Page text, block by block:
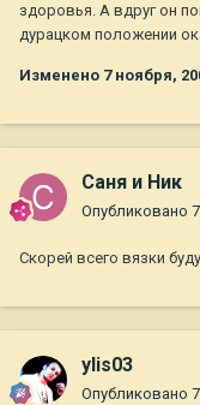
здоровья. А вдруг он
дурацком положении
Изменено 7 ноября,
Саня и Ник
Опубликовано
Скорей всего вязки
ylis03
Опубликовано